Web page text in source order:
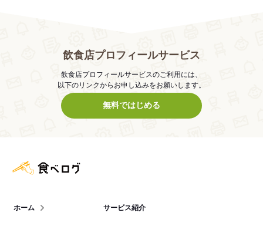
飲食店プロフィールサービス
飲食店プロフィールサービスのご利用には、
以下のリンクからお申し込みをお願いします。
無料ではじめる
ホーム サービス紹介